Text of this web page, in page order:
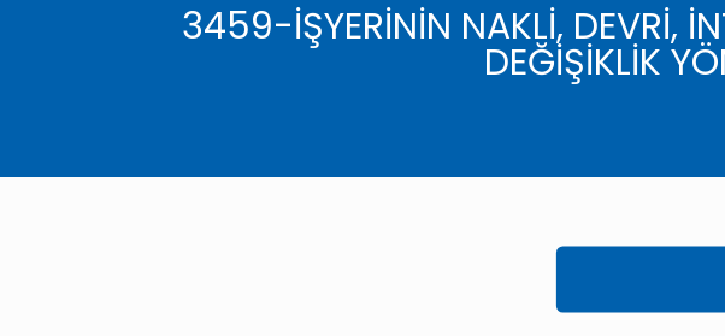
3459-İŞYERİNİN NAKLİ, DEVRİ,
DEĞİŞİKLİK